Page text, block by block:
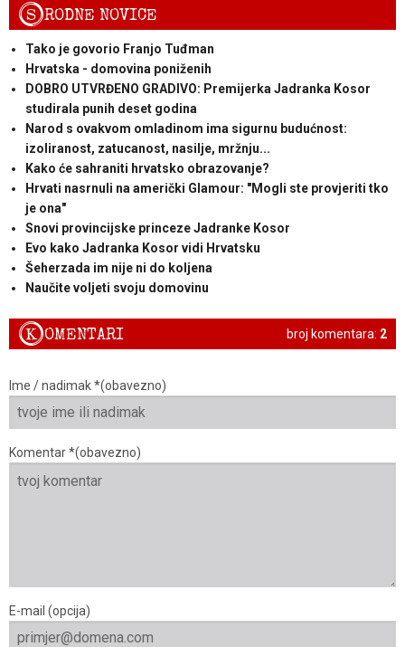
SRODNE NOVICE
Tako je govorio Franjo Tuđman
Hrvatska - domovina poniženih
DOBRO UTVRĐENO GRADIVO: Premijerka Jadranka Kosor
studirala punih deset godina
Narod s ovakvom omladinom ima sigurnu budućnost:
izoliranost, zatucanost, nasilje, mržnju...
Kako će sahraniti hrvatsko obrazovanje?
Hrvati nasrnuli na američki Glamour: "Mogli ste provjeriti tko
je ona"
Snovi provincijske princeze Jadranke Kosor
Evo kako Jadranka Kosor vidi Hrvatsku
Šeherzada im nije ni do koljena
Naučite voljeti svoju domovinu
broj komentara: 2
KOMENTARI
Ime / nadimak *(obavezno)
Komentar *(obavezno)
E-mail (opcija)